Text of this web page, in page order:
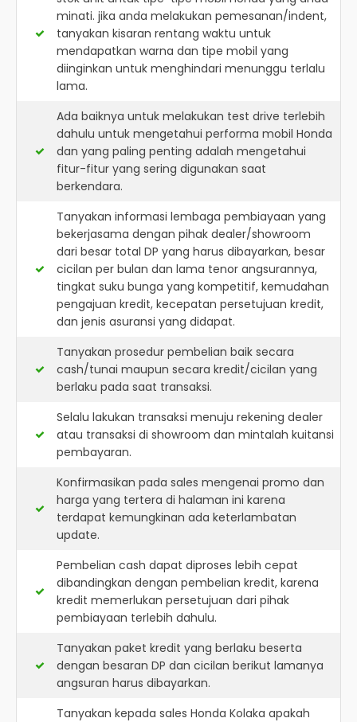
minati. jika anda melakukan pemesanan/indent,
tanyakan kisaran rentang waktu untuk
mendapatkan warna dan tipe mobil yang
diinginkan untuk menghindari menunggu terlalu
lama.
Ada baiknya untuk melakukan test drive terlebih
dahulu untuk mengetahui performa mobil Honda
dan yang paling penting adalah mengetahui
fitur-fitur yang sering digunakan saat
berkendara.
Tanyakan informasi lembaga pembiayaan yang
bekerjasama dengan pihak dealer/showroom
dari besar total DP yang harus dibayarkan, besar
cicilan per bulan dan lama tenor angsurannya,
tingkat suku bunga yang kompetitif, kemudahan
pengajuan kredit, kecepatan persetujuan kredit,
dan jenis asuransi yang didapat.
Tanyakan prosedur pembelian baik secara
cash/tunai maupun secara kredit/cicilan yang
berlaku pada saat transaksi.
Selalu lakukan transaksi menuju rekening dealer
atau transaksi di showroom dan mintalah kuitansi
pembayaran.
Konfirmasikan pada sales mengenai promo dan
harga yang tertera di halaman ini karena
terdapat kemungkinan ada keterlambatan
update.
Pembelian cash dapat diproses lebih cepat
dibandingkan dengan pembelian kredit, karena
kredit memerlukan persetujuan dari pihak
pembiayaan terlebih dahulu.
Tanyakan paket kredit yang berlaku beserta
dengan besaran DP dan cicilan berikut lamanya
angsuran harus dibayarkan.
Tanyakan kepada sales Honda Kolaka apakah